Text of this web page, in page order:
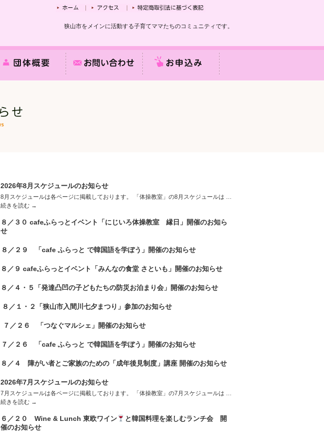
狭山市をメインに活動する子育てママたちのコミュニティです。
2026年8月スケジュールのお知らせ
8月スケジュールは各ページに掲載しております。 「体操教室」の8月スケジュールは …
続きを読む →
８／３０ cafeふらっとイベント「にじいろ体操教室 縁日」開催のお知ら
せ
８／２９ 「cafe ふらっと で韓国語を学ぼう」開催のお知らせ
８／９ cafeふらっとイベント「みんなの食堂 さといも」開催のお知らせ
８／４・５「発達凸凹の子どもたちの防災お泊まり会」開催のお知らせ
８／１・２「狭山市入間川七夕まつり」参加のお知らせ
７／２６ 「つなぐマルシェ」開催のお知らせ
７／２６ 「cafe ふらっと で韓国語を学ぼう」開催のお知らせ
８／４ 障がい者とご家族のための「成年後見制度」講座 開催のお知らせ
2026年7月スケジュールのお知らせ
7月スケジュールは各ページに掲載しております。 「体操教室」の7月スケジュールは …
続きを読む →
６／２０ Wine & Lunch 東欧ワイン
と韓国料理を楽しむランチ会 開
催のお知らせ